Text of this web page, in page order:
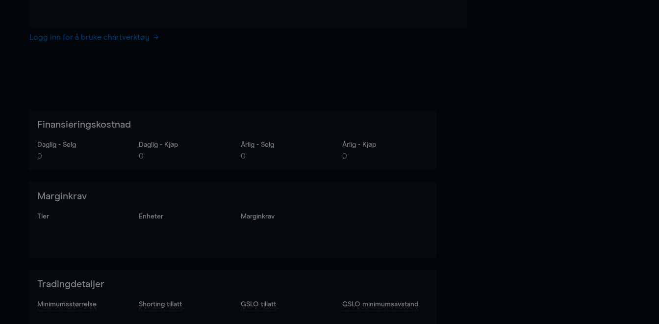
Logg inn for å bruke chartverktøy
Finansieringskostnad
Daglig - Selg
0
Daglig - Kjøp
0
Årlig - Selg
0
Årlig - Kjøp
0
Marginkrav
Tier Enheter Marginkrav
Tradingdetaljer
Minimumsstørrelse Shorting tillatt GSLO tillatt GSLO minimumsavstand